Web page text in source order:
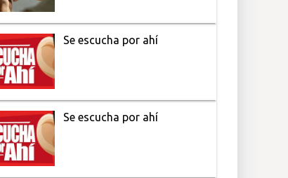
Se escucha por ahí
Se escucha por ahí